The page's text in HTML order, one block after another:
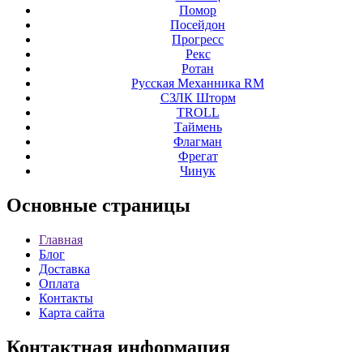
Помор
Посейдон
Прогресс
Рекс
Ротан
Русская Механника RM
СЗЛК Шторм
ТROLL
Таймень
Флагман
Фрегат
Чинук
Основные страницы
Главная
Блог
Доставка
Оплата
Контакты
Карта сайта
Контактная информация